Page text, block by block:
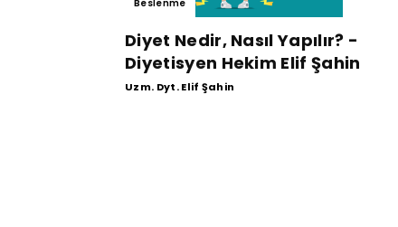
Beslenme
Diyet Nedir, Nasıl Yapılır? -
Diyetisyen Hekim Elif Şahin
Uzm. Dyt. Elif Şahin